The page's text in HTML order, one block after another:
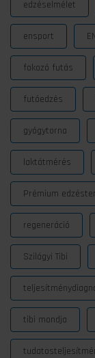
edzéselmélet
ensport
fokozó futás
futóedzés
gyógytorna
laktátmérés
Prémium
regeneráció
Szilágyi Tibi
tibi mondja